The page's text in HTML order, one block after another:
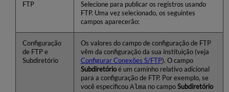
FTP
Selecione para publicar os registros usando
FTP. Uma vez selecionado, os seguintes
campos aparecerão:
Configuração
de FTP e
Subdiretório
Os valores do campo de configuração de FTP
vêm da configuração da sua instituição (veja
Configurar Conexões S/FTP). O campo
Subdiretórioé um caminho relativo adicional
para a configuração de FTP. Por exemplo, se
você especificou Almano campo Subdiretório